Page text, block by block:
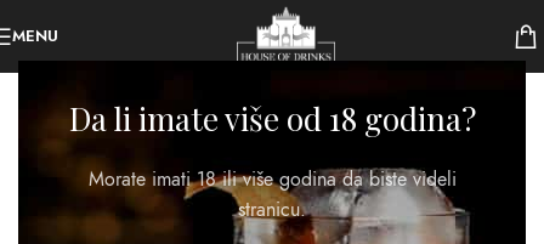
Da li imate više od 18 godina?
Morate imati 18 ili više godina da biste videli
stranicu.
MENU